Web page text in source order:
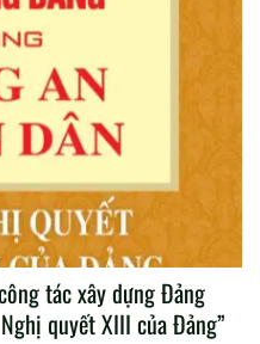
tác xây dựng Đảng
quyết XIII của Đảng”